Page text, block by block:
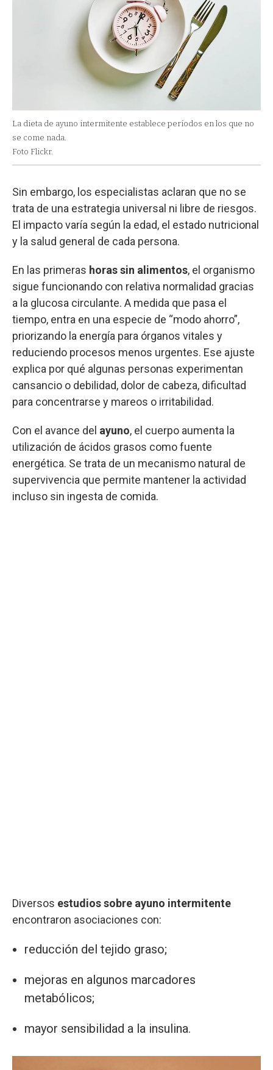
La dieta de ayuno intermitente establece períodos en los que no
se come nada.
Foto Flickr.
Sin embargo, los especialistas aclaran que no se
trata de una estrategia universal ni libre de riesgos.
El impacto varía según la edad, el estado nutricional
y la salud general de cada persona.
En las primeras horas sin alimentos, el organismo
sigue funcionando con relativa normalidad gracias
a la glucosa circulante. A medida que pasa el
tiempo, entra en una especie de “modo ahorro”,
priorizando la energía para órganos vitales y
reduciendo procesos menos urgentes. Ese ajuste
explica por qué algunas personas experimentan
cansancio o debilidad, dolor de cabeza, dificultad
para concentrarse y mareos o irritabilidad.
Con el avance del ayuno, el cuerpo aumenta la
utilización de ácidos grasos como fuente
energética. Se trata de un mecanismo natural de
supervivencia que permite mantener la actividad
incluso sin ingesta de comida.
Diversos estudios sobre ayuno intermitente
encontraron asociaciones con:
reducción del tejido graso;
mejoras en algunos marcadores
metabólicos;
mayor sensibilidad a la insulina.